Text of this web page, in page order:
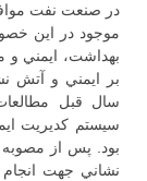
در صنعت نفت
موجود در اين
بهداشت، ايمني
بر ايمني و آتش
سال قبل
سيستم كديريت
بود. پس از
نشاني جهت